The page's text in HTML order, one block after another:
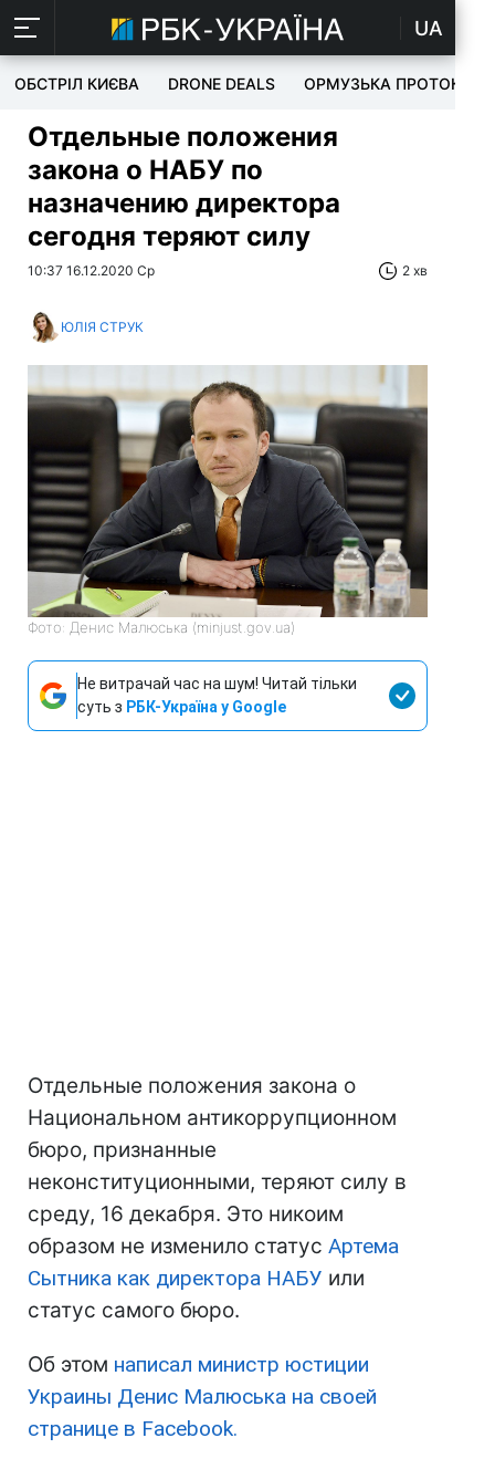
UA
ОБСТРІЛ КИЄВА DRONE DEALS ОРМУЗЬКА ПРОТОКА
Отдельные положения
закона о НАБУ по
назначению директора
сегодня теряют силу
10:37 16.12.2020 Ср 2 хв
ЮЛІЯ СТРУК
Фото: Денис Малюська (minjust.gov.ua)
Не витрачай час на шум! Читай тільки
суть з РБК-Україна у Google
Отдельные положения закона о
Национальном антикоррупционном
бюро, признанные
неконституционными, теряют силу в
среду, 16 декабря. Это никоим
образом не изменило статус Артема
Сытника как директора НАБУ или
статус самого бюро.
Об этом написал министр юстиции
Украины Денис Малюська на своей
странице в Facebook.